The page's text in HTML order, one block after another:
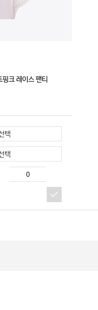
크 레이스 팬티
택
택